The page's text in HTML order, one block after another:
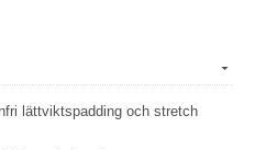
lättviktspadding och stretch